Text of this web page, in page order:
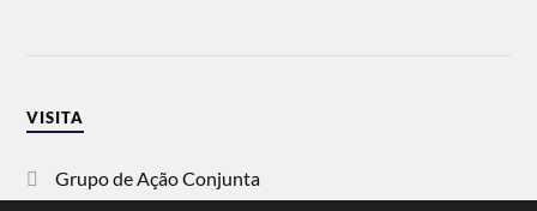
VISITA
Grupo de Ação Conjunta